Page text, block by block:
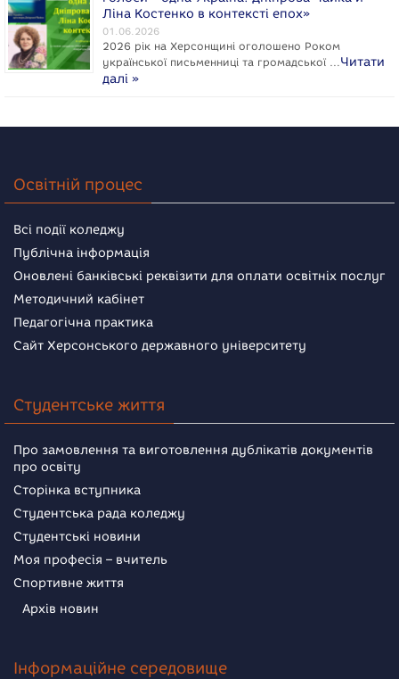
Ліна Костенко в контексті епох»
01.06.2026
2026 рік на Херсонщині оголошено Роком
укpaїнcької письменниці та громадської … Читати
далі »
Освітній процес
Всі події коледжу
Публічна інформація
Оновлені банківські реквізити для оплати освітніх послуг
Методичний кабінет
Педагогічна практика
Сайт Херсонського державного університету
Студентське життя
Про замовлення та виготовлення дублікатів документів
про освіту
Сторінка вступника
Студентська рада коледжу
Студентські новини
Моя професія – вчитель
Спортивне життя
Архів новин
Інформаційне середовище